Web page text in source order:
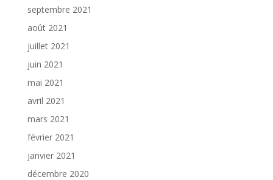
septembre 2021
août 2021
juillet 2021
juin 2021
mai 2021
avril 2021
mars 2021
février 2021
janvier 2021
décembre 2020